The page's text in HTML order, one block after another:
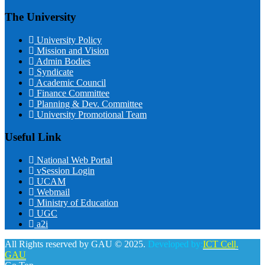
The University
University Policy
Mission and Vision
Admin Bodies
Syndicate
Academic Council
Finance Committee
Planning & Dev. Committee
University Promotional Team
Useful Link
National Web Portal
vSession Login
UCAM
Webmail
Ministry of Education
UGC
a2i
All Rights reserved by GAU © 2025. Developed by:ICT Cell,
GAU